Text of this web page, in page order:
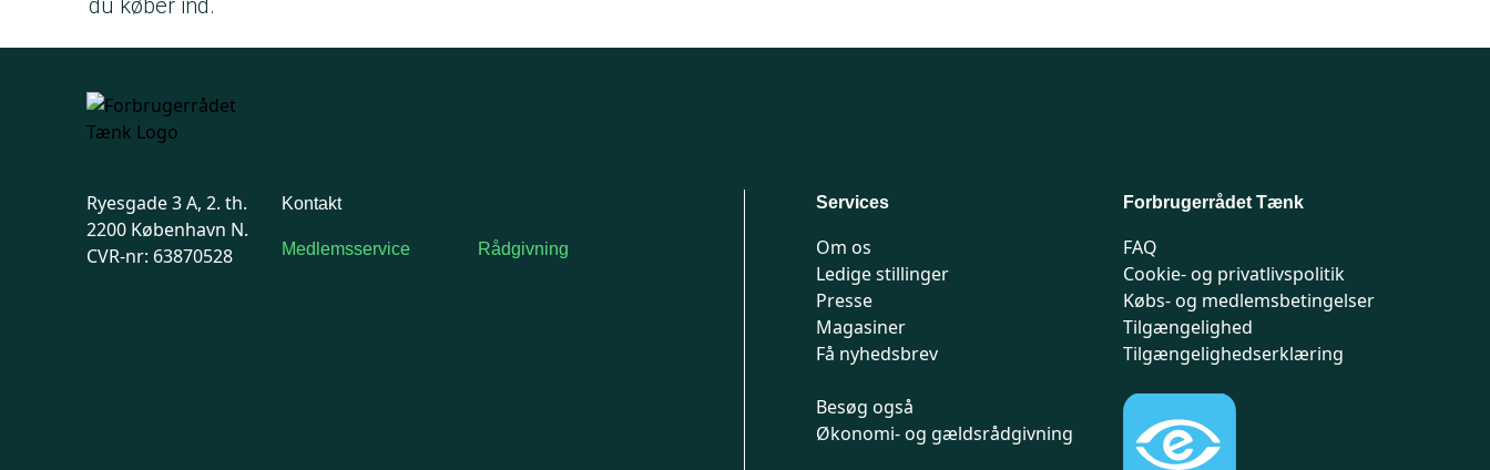
Ryesgade 3 A, 2. th.
2200 København N.
CVR-nr: 63870528
Kontakt
Medlemsservice Rådgivning
Services
Om os
Ledige stillinger
Presse
Magasiner
Få nyhedsbrev
Besøg også
Økonomi- og gældsrådgivning
Forbrugerrådet Tænk
FAQ
Cookie- og privatlivspolitik
Købs- og medlemsbetingelser
Tilgængelighed
Tilgængelighedserklæring